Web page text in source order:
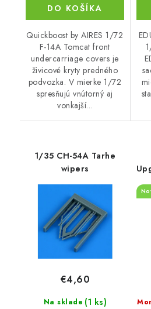
DO KOŠÍKA
Quickboost by AIRES 1/72
F-14A Tomcat front
undercarriage covers je
živicové kryty predného
podvozka. V mierke 1/72
spresňujú vnútorný aj
vonkajší...
1/35 CH-54A Tarhe
wipers
Na sklade (1 ks)
€4,60